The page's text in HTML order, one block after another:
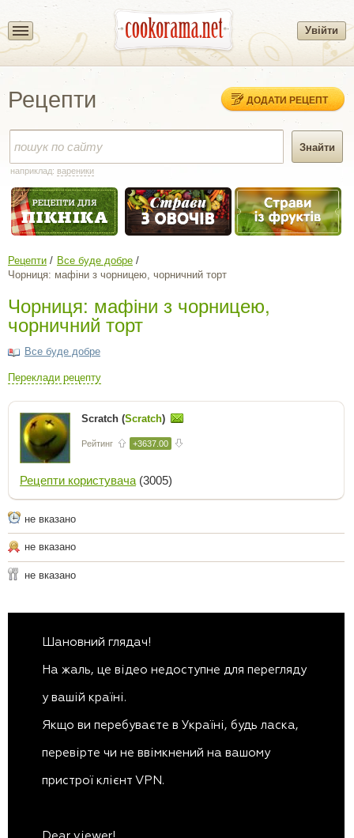
Увійти
Рецепти ДОДАТИ РЕЦЕПТ
наприклад: вареники
Рецепти
Все буде добре
Чорниця: мафіни з чорницею, чорничний торт
Чорниця: мафіни з чорницею,
чорничний торт
Все буде добре
Переклади рецепту
Scratch (Scratch)
Рейтинг +3637.00
Рецепти користувача (3005)
не вказано
не вказано
не вказано